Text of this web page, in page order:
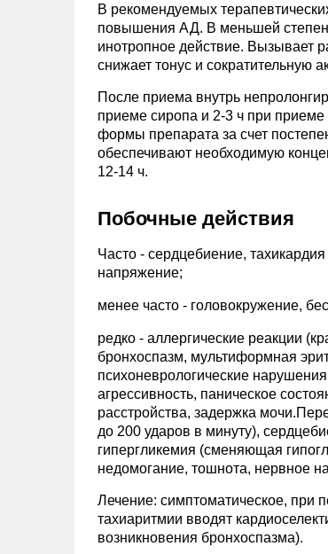
В рекомендуемых
повышения АД. В меньшей
инотропное действие. Вызывает
снижает тонус и сократительную
После приема внутрь
приеме сиропа и 2-3 ч при приеме
формы препарата за счет
обеспечивают необходимую
12-14 ч.
Побочные действия
Часто - сердцебиение,
напряжение;
менее часто - головокружение,
редко - аллергические реакции
бронхоспазм, мультиформная
психоневрологические
агрессивность, паническое
расстройства, задержка
до 200 ударов в минуту),
гипергликемия (сменяющая
недомогание, тошнота, нервное
Лечение: симптоматическое, при
тахиаритмии вводят
возникновения бронхоспазма).